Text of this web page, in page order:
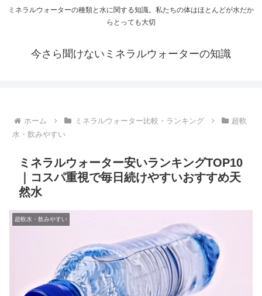
ミネラルウォーターの種類と水に関する知識。私たちの体はほとんどが水だか
らとっても大切
今さら聞けないミネラルウォーターの知識
ホーム ミネラルウォーター比較・ランキング
超軟
水・飲みやすい
ミネラルウォーター安いランキングTOP10
｜コスパ重視で毎日続けやすいおすすめ天
然水
超軟水・飲みやすい